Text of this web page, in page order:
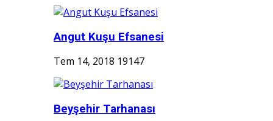
Angut Kuşu Efsanesi
Tem 14, 2018 19147
Beyşehir Tarhanası